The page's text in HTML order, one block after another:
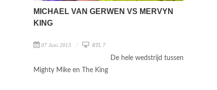
MICHAEL VAN GERWEN VS MERVYN
KING
07 Juni 2013 RTL 7
De hele wedstrijd tussen
Mighty Mike en The King